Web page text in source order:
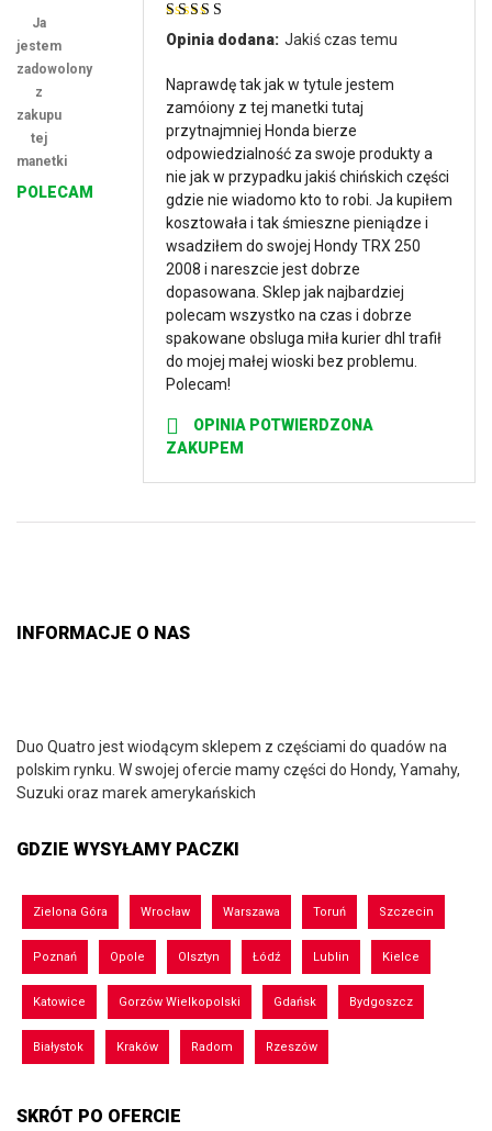
Ja
jestem
zadowolony
z
zakupu
tej
manetki
POLECAM
Oceniono
na
5
Opinia dodana: Jakiś czas temu
Naprawdę tak jak w tytule jestem
zamóiony z tej manetki tutaj
przytnajmniej Honda bierze
odpowiedzialność za swoje produkty a
nie jak w przypadku jakiś chińskich części
gdzie nie wiadomo kto to robi. Ja kupiłem
kosztowała i tak śmieszne pieniądze i
wsadziłem do swojej Hondy TRX 250
2008 i nareszcie jest dobrze
dopasowana. Sklep jak najbardziej
polecam wszystko na czas i dobrze
spakowane obsluga miła kurier dhl trafił
do mojej małej wioski bez problemu.
Polecam!
OPINIA POTWIERDZONA
ZAKUPEM
INFORMACJE O NAS
Duo Quatro jest wiodącym sklepem z częściami do quadów na
polskim rynku. W swojej ofercie mamy części do Hondy, Yamahy,
Suzuki oraz marek amerykańskich
GDZIE WYSYŁAMY PACZKI
Zielona Góra Wrocław Warszawa Toruń Szczecin
Poznań Opole Olsztyn Łódź Lublin Kielce
Katowice Gorzów Wielkopolski Gdańsk Bydgoszcz
Białystok Kraków Radom Rzeszów
SKRÓT PO OFERCIE